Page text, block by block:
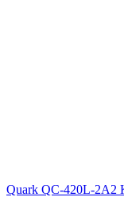
Quark QC-420L-2A2